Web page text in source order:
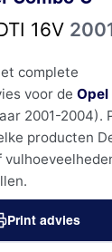
16V
complete
voor de Opel
2001-2004).
producten
Print advies